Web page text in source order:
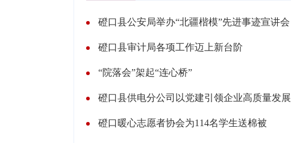
磴口县公安局举办“北疆楷模”先进事迹宣讲会
磴口县审计局各项工作迈上新台阶
“院落会”架起“连心桥”
磴口县供电分公司以党建引领企业高质量发展
磴口暖心志愿者协会为114名学生送棉被